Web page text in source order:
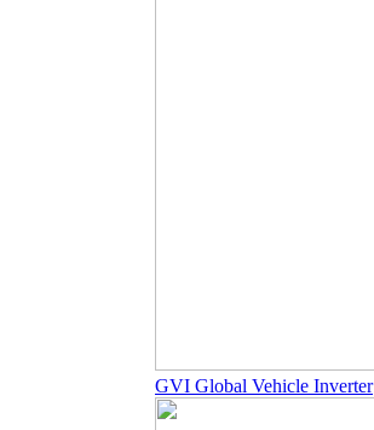
GVI Global Vehicle Inverter